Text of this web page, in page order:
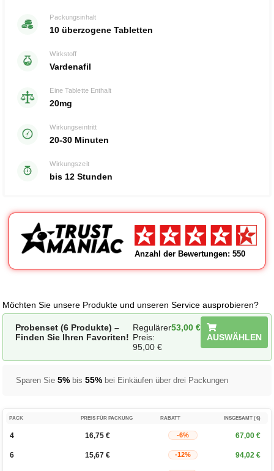
Packungsinhalt
10 überzogene Tabletten
Wirkstoff
Vardenafil
Eine Tablette Enthalt
20mg
Wirkungseintritt
20-30 Minuten
Wirkungszeit
bis 12 Stunden
Anzahl der Bewertungen: 550
Möchten Sie unsere Produkte und unseren Service ausprobieren?
Probenset (6 Produkte) –
Finden Sie Ihren Favoriten!
Regulärer
Preis:
95,00 €
53,00 €
AUSWÄHLEN
Sparen Sie5% bis55% bei Einkäufen über drei Packungen
PACK PREIS FÜR PACKUNG RABATT INSGESAMT (€)
4 16,75€ -6% 67,00 €
6 15,67€ -12% 94,02 €